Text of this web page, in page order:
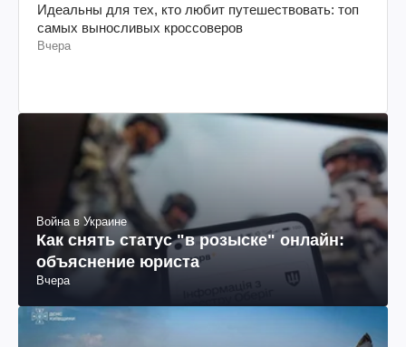
Идеальны для тех, кто любит путешествовать: топ
самых выносливых кроссоверов
Вчера
Война в Украине
Как снять статус "в розыске" онлайн:
объяснение юриста
Вчера